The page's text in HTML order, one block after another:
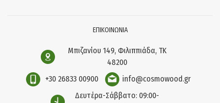
ΕΠΙΚΟΙΝΩΝΙΑ
Μπιζανίου 149, Φιλιππιάδα, ΤΚ
48200
+30 26833 00900
info@cosmowood.gr
Δευτέρα-Σάββατο: 09:00-